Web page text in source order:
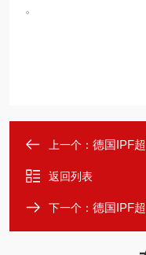
。
上一个： 德国IPF
返回列表
下一个： 德国IPF